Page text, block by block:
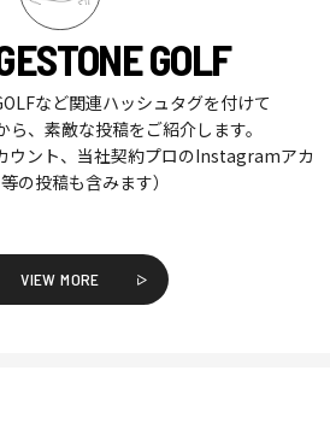
GOLF
など関連ハッシュタグを付けて
、素敵な投稿をご紹介します。
ウント、当社契約プロのInstagramアカ
の投稿も含みます）
VIEW MORE